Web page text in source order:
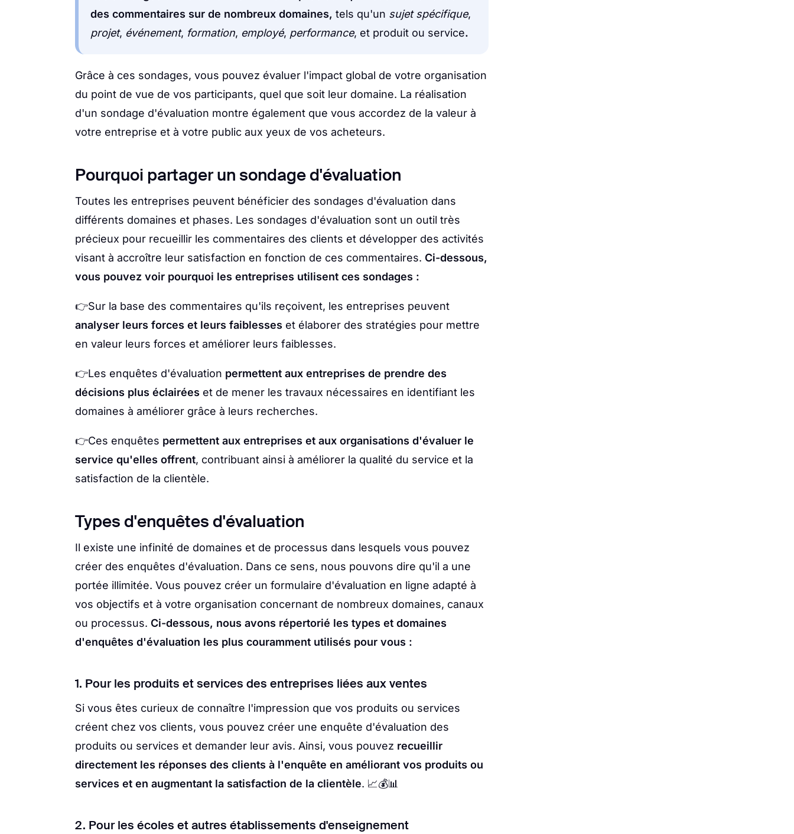
des commentaires sur de nombreux domaines, tels qu'un sujet spécifique,
projet, événement, formation, employé, performance, et produit ou service.
Grâce à ces sondages, vous pouvez évaluer l'impact global de votre organisation
du point de vue de vos participants, quel que soit leur domaine. La réalisation
d'un sondage d'évaluation montre également que vous accordez de la valeur à
votre entreprise et à votre public aux yeux de vos acheteurs.
Pourquoi partager un sondage d'évaluation
Toutes les entreprises peuvent bénéficier des sondages d'évaluation dans
différents domaines et phases. Les sondages d'évaluation sont un outil très
précieux pour recueillir les commentaires des clients et développer des activités
visant à accroître leur satisfaction en fonction de ces commentaires. Ci-dessous,
vous pouvez voir pourquoi les entreprises utilisent ces sondages :
👉Sur la base des commentaires qu'ils reçoivent, les entreprises peuvent
analyser leurs forces et leurs faiblesses et élaborer des stratégies pour mettre
en valeur leurs forces et améliorer leurs faiblesses.
👉Les enquêtes d'évaluation permettent aux entreprises de prendre des
décisions plus éclairées et de mener les travaux nécessaires en identifiant les
domaines à améliorer grâce à leurs recherches.
👉Ces enquêtes permettent aux entreprises et aux organisations d'évaluer le
service qu'elles offrent, contribuant ainsi à améliorer la qualité du service et la
satisfaction de la clientèle.
Types d'enquêtes d'évaluation
Il existe une infinité de domaines et de processus dans lesquels vous pouvez
créer des enquêtes d'évaluation. Dans ce sens, nous pouvons dire qu'il a une
portée illimitée. Vous pouvez créer un formulaire d'évaluation en ligne adapté à
vos objectifs et à votre organisation concernant de nombreux domaines, canaux
ou processus. Ci-dessous, nous avons répertorié les types et domaines
d'enquêtes d'évaluation les plus couramment utilisés pour vous :
1. Pour les produits et services des entreprises liées aux ventes
Si vous êtes curieux de connaître l'impression que vos produits ou services
créent chez vos clients, vous pouvez créer une enquête d'évaluation des
produits ou services et demander leur avis. Ainsi, vous pouvez recueillir
directement les réponses des clients à l'enquête en améliorant vos produits ou
services et en augmentant la satisfaction de la clientèle. 📈💰📊
2. Pour les écoles et autres établissements d'enseignement